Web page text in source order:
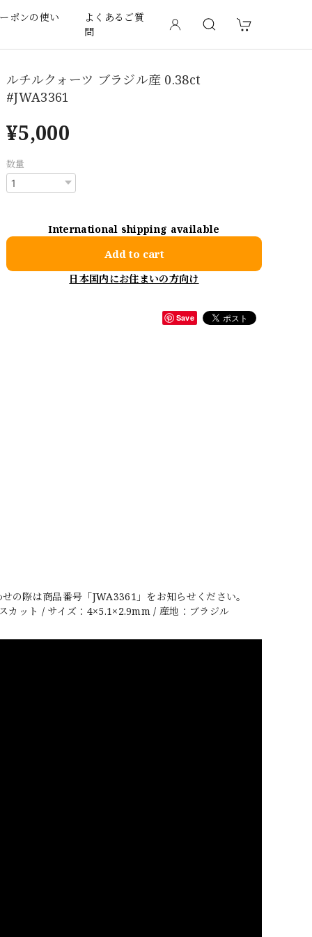
ポンの使い
よくあるご質
問
ルチルクォーツ ブラジル産 0.38ct
#JWA3361
¥5,000
数量
International shipping available
Add to cart
日本国内にお住まいの方向け
Save
の際は商品番号「JWA3361」をお知らせください。
カット / サイズ：4×5.1×2.9mm / 産地：ブラジル